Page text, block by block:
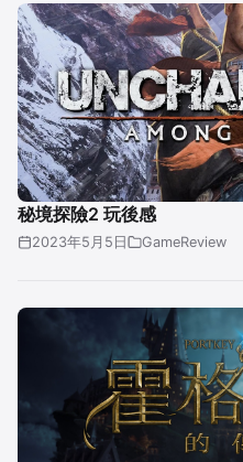
秘境探險2 玩後感
2023年5月5日 GameReview